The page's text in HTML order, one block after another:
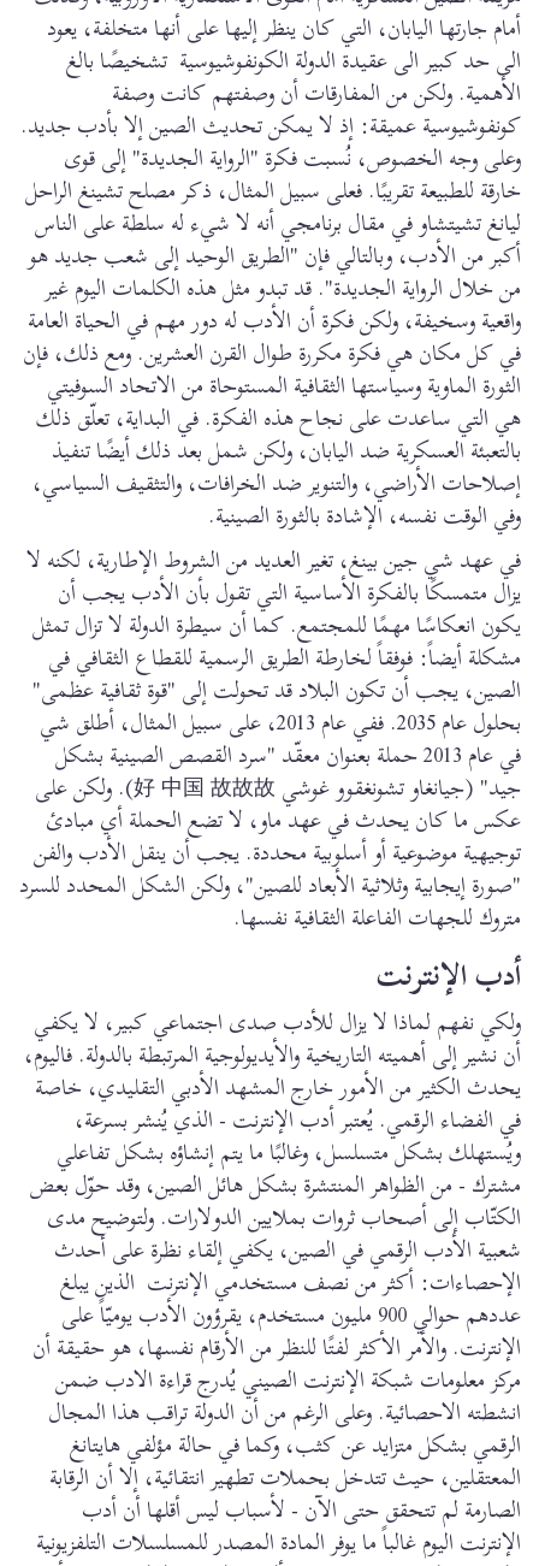
أمام جارتها اليابان، التي كان ينظر إليها على أنها متخلفة، يعود
الى حد كبير الى عقيدة الدولة الكونفوشيوسية تشخيصًا بالغ
الأهمية. ولكن من المفارقات أن وصفتهم كانت وصفة
كونفوشيوسية عميقة: إذ لا يمكن تحديث الصين إلا بأدب جديد.
وعلى وجه الخصوص، نُسبت فكرة "الرواية الجديدة" إلى قوى
خارقة للطبيعة تقريبًا. فعلى سبيل المثال، ذكر مصلح تشينغ الراحل
ليانغ تشيتشاو في مقال برنامجي أنه لا شيء له سلطة على الناس
أكبر من الأدب، وبالتالي فإن "الطريق الوحيد إلى شعب جديد هو
من خلال الرواية الجديدة". قد تبدو مثل هذه الكلمات اليوم غير
واقعية وسخيفة، ولكن فكرة أن الأدب له دور مهم في الحياة العامة
في كل مكان هي فكرة مكررة طوال القرن العشرين. ومع ذلك، فإن
الثورة الماوية وسياستها الثقافية المستوحاة من الاتحاد السوفيتي
هي التي ساعدت على نجاح هذه الفكرة. في البداية، تعلّق ذلك
بالتعبئة العسكرية ضد اليابان، ولكن شمل بعد ذلك أيضًا تنفيذ
إصلاحات الأراضي، والتنوير ضد الخرافات، والتثقيف السياسي،
وفي الوقت نفسه، الإشادة بالثورة الصينية.
في عهد شي جين بينغ، تغير العديد من الشروط الإطارية، لكنه لا
يزال متمسكًا بالفكرة الأساسية التي تقول بأن الأدب يجب أن
يكون انعكاسًا مهمًا للمجتمع. كما أن سيطرة الدولة لا تزال تمثل
مشكلة أيضاً: فوفقاً لخارطة الطريق الرسمية للقطاع الثقافي في
الصين، يجب أن تكون البلاد قد تحولت إلى "قوة ثقافية عظمى"
بحلول عام 2035. ففي عام 2013، على سبيل المثال، أطلق شي
في عام 2013 حملة بعنوان معقّد "سرد القصص الصينية بشكل
جيد" (جيانغاو تشونغقوو غوشي 好 中国 故故故). ولكن على
عكس ما كان يحدث في عهد ماو، لا تضع الحملة أي مبادئ
توجيهية موضوعية أو أسلوبية محددة. يجب أن ينقل الأدب والفن
"صورة إيجابية وثلاثية الأبعاد للصين"، ولكن الشكل المحدد للسرد
متروك للجهات الفاعلة الثقافية نفسها.
أدب الإنترنت
ولكي نفهم لماذا لا يزال للأدب صدى اجتماعي كبير، لا يكفي
أن نشير إلى أهميته التاريخية والأيديولوجية المرتبطة بالدولة. فاليوم،
يحدث الكثير من الأمور خارج المشهد الأدبي التقليدي، خاصة
في الفضاء الرقمي. يُعتبر أدب الإنترنت - الذي يُنشر بسرعة،
ويُستهلك بشكل متسلسل، وغالبًا ما يتم إنشاؤه بشكل تفاعلي
مشترك - من الظواهر المنتشرة بشكل هائل الصين، وقد حوّل بعض
الكتّاب إلى أصحاب ثروات بملايين الدولارات. ولتوضيح مدى
شعبية الأدب الرقمي في الصين، يكفي إلقاء نظرة على أحدث
الإحصاءات: أكثر من نصف مستخدمي الإنترنت الذين يبلغ
عددهم حوالي 900 مليون مستخدم، يقرؤون الأدب يوميّاً على
الإنترنت. والأمر الأكثر لفتًا للنظر من الأرقام نفسها، هو حقيقة أن
مركز معلومات شبكة الإنترنت الصيني يُدرج قراءة الادب ضمن
انشطته الاحصائية. وعلى الرغم من أن الدولة تراقب هذا المجال
الرقمي بشكل متزايد عن كثب، وكما في حالة مؤلفي هايتانغ
المعتقلين، حيث تتدخل بحملات تطهير انتقائية، إلا أن الرقابة
الصارمة لم تتحقق حتى الآن - لأسباب ليس أقلها أن أدب
الإنترنت اليوم غالباً ما يوفر المادة المصدر للمسلسلات التلفزيونية